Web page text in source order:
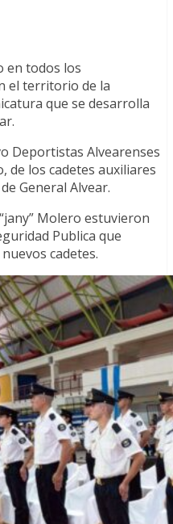
en todos los
el territorio de la
que se desarrolla
Deportistas Alvearenses
de los cadetes auxiliares
General Alvear.
Molero estuvieron
Publica que
cadetes.